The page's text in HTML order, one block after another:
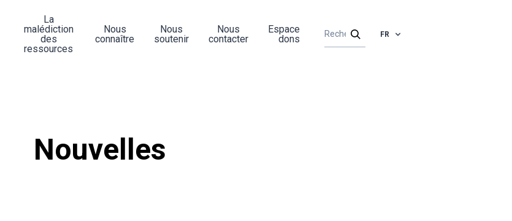
La
malédiction
des
ressources
Nous
connaître
Nous
soutenir
Nous
contacter
Espace
dons
FR
Nouvelles